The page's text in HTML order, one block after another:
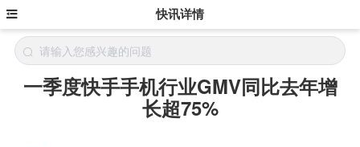
快讯详情
一季度快手手机行业GMV同比去年增
长超75%